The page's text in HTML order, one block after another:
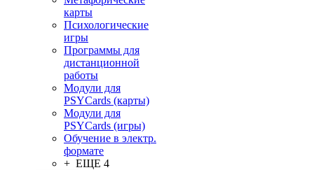
карты
Психологические
игры
Программы для
дистанционной
работы
Модули для
PSYCards (карты)
Модули для
PSYCards (игры)
Обучение в электр.
формате
+ ЕЩЕ 4